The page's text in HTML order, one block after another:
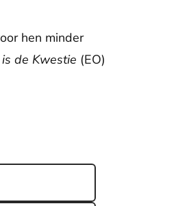
hen minder
de Kwestie (EO)